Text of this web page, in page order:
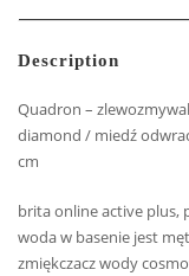
Description
Quadron –
diamond / miedź
cm
brita online active plus,
woda w basenie jest
zmiękczacz wody